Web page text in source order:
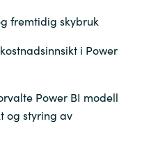
fremtidig skybruk
i Power
Power BI modell
og styring av